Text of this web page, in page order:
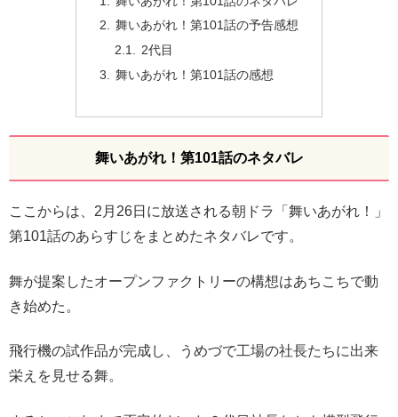
舞いあがれ！第101話の予告感想
2代目
舞いあがれ！第101話の感想
舞いあがれ！第101話のネタバレ
ここからは、2月26日に放送される朝ドラ「舞いあがれ！」
第101話のあらすじをまとめたネタバレです。
舞が提案したオープンファクトリーの構想はあちこちで動
き始めた。
飛行機の試作品が完成し、うめづで工場の社長たちに出来
栄えを見せる舞。